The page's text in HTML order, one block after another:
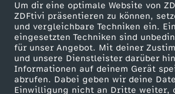
Um dir eine optimale Website von
ZDFtivi präsentieren zu können,
und vergleichbare Techniken ein.
eingesetzten Techniken sind
für unser Angebot. Mit deiner
und unsere Dienstleister darüber
Informationen auf deinem Gerät
abrufen. Dabei geben wir deine
Einwilligung nicht an Dritte weiter,
e
-
"
Mehr ZDF
ZDF-Apps
Service